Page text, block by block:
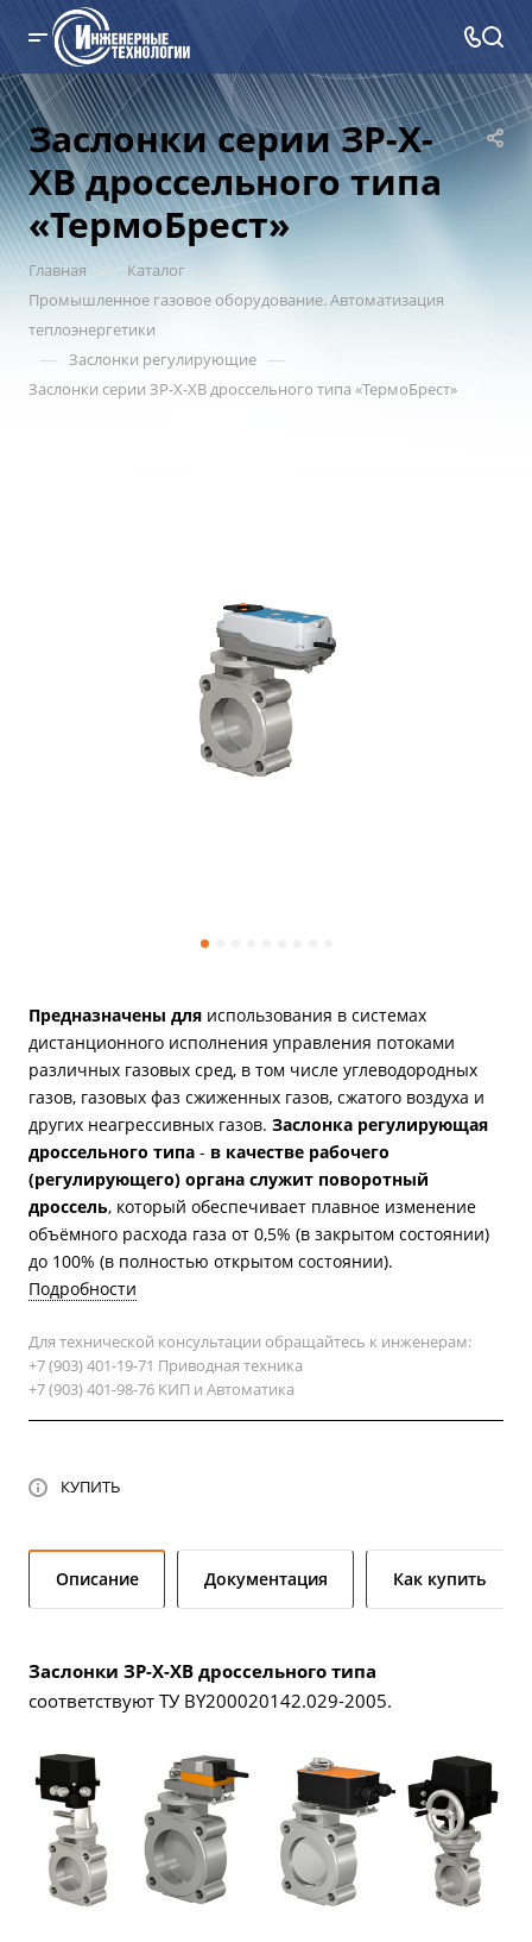
Заслонки серии ЗР-Х-
ХВ дроссельного типа
«ТермоБрест»
Главная — Каталог —
Промышленное газовое оборудование. Автоматизация
теплоэнергетики
— Заслонки регулирующие —
Заслонки серии ЗР-Х-ХВ дроссельного типа «ТермоБрест»
Предназначены для использования в системах
дистанционного исполнения управления потоками
различных газовых сред, в том числе углеводородных
газов, газовых фаз сжиженных газов, сжатого воздуха и
других неагрессивных газов. Заслонка регулирующая
дроссельного типа - в качестве рабочего
(регулирующего) органа служит поворотный
дроссель, который обеспечивает плавное изменение
объёмного расхода газа от 0,5% (в закрытом состоянии)
до 100% (в полностью открытом состоянии).
Подробности
Для технической консультации обращайтесь к инженерам:
+7 (903) 401-19-71 Приводная техника
+7 (903) 401-98-76 КИП и Автоматика
КУПИТЬ
Описание Документация Как купить
Заслонки ЗР-Х-ХВ дроссельного типа
соответствуют ТУ BY200020142.029-2005.